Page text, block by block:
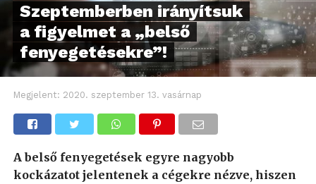
Szeptemberben irányítsuk
a figyelmet a „belső
fenyegetésekre”!
Megjelent: 2020. szeptember 13. vasárnap
A belső fenyegetések egyre nagyobb
kockázatot jelentenek a cégekre nézve, hiszen